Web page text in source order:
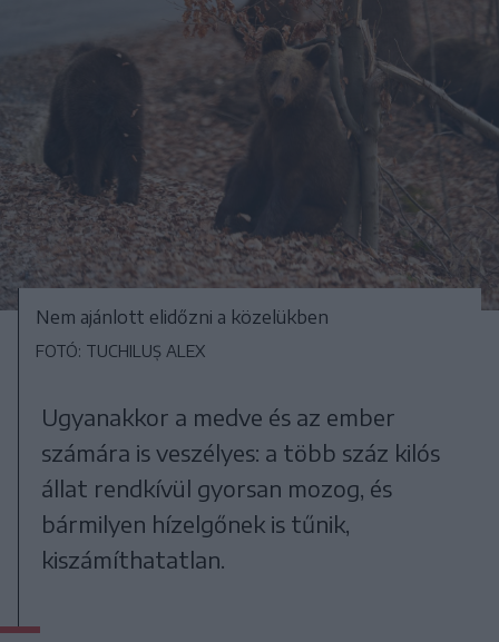
Nem ajánlott elidőzni a közelükben
FOTÓ: TUCHILUȘ ALEX
Ugyanakkor a medve és az ember
számára is veszélyes: a több száz kilós
állat rendkívül gyorsan mozog, és
bármilyen hízelgőnek is tűnik,
kiszámíthatatlan.